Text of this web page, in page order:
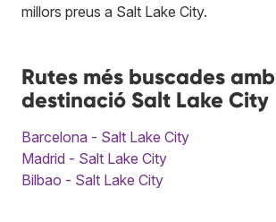
millors preus a Salt Lake City.
Rutes més buscades amb
destinació Salt Lake City
Barcelona - Salt Lake City
Madrid - Salt Lake City
Bilbao - Salt Lake City